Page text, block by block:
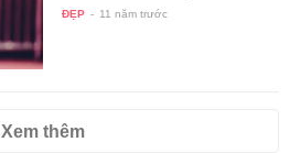
kiện…
ĐẸP - 11 năm trước
Xem thêm